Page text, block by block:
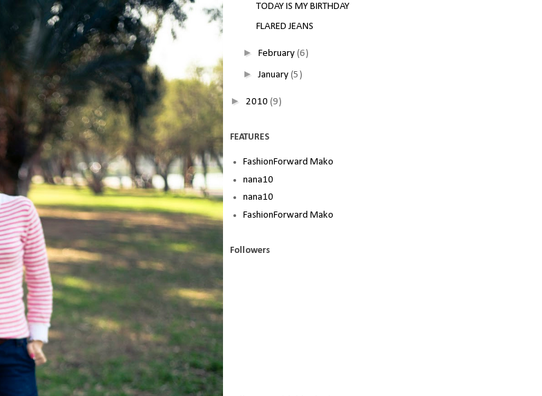
TODAY IS MY BIRTHDAY
FLARED JEANS
► February (6)
►January (5)
► 2010 (9)
FEATURES
FashionForward Mako
nana10
nana10
FashionForward Mako
Followers